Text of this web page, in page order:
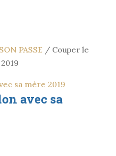
PASSE / Couper le
avec sa